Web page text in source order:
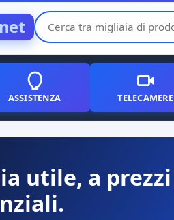
ASSISTENZA TELECAMERE
utile, a prezzi